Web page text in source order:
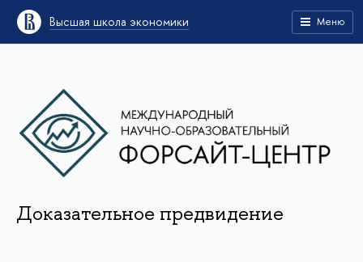
Высшая школа экономики Меню
Доказательное предвидение